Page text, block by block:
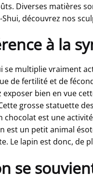
Diverses matières
découvrez nos
à la
multiplie vraiment
de fertilité et de
bien en vue
grosse statuette
est une
un petit animal
Le lapin est donc, de
se